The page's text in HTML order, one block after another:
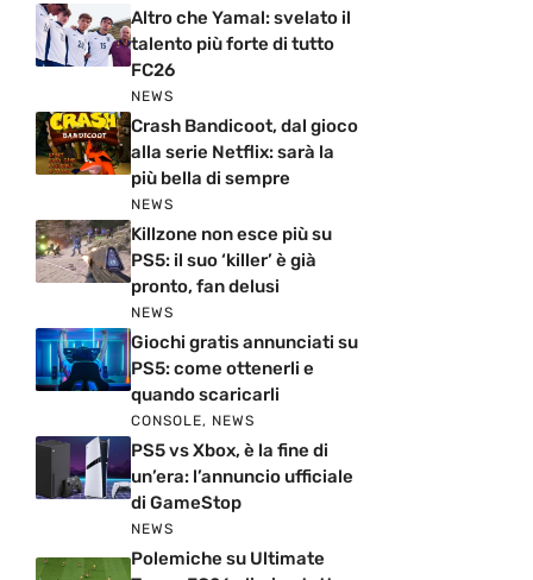
Altro che Yamal: svelato il
talento più forte di tutto
FC26
NEWS
Crash Bandicoot, dal gioco
alla serie Netflix: sarà la
più bella di sempre
NEWS
Killzone non esce più su
PS5: il suo ‘killer’ è già
pronto, fan delusi
NEWS
Giochi gratis annunciati su
PS5: come ottenerli e
quando scaricarli
CONSOLE, NEWS
PS5 vs Xbox, è la fine di
un’era: l’annuncio ufficiale
di GameStop
NEWS
Polemiche su Ultimate